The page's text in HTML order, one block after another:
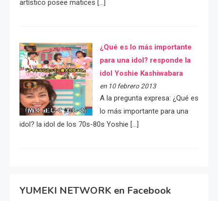
artístico posee matices […]
¿Qué es lo más importante
para una idol? responde la
idol Yoshie Kashiwabara
en 10 febrero 2013
A la pregunta expresa: ¿Qué es
lo más importante para una
idol? la idol de los 70s-80s Yoshie […]
YUMEKI NETWORK en Facebook